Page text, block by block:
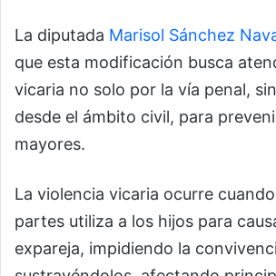
La diputada Marisol Sánchez
que esta modificación busca
vicaria no solo por la vía penal,
desde el ámbito civil, para
mayores.
La violencia vicaria ocurre
partes utiliza a los hijos para
expareja, impidiendo la